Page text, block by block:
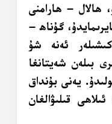
ھالال – ھارامنى
گۇناھ –
ئەنە شۇ
بىلەن شەيتانغا
يەنى بۇنداق
قىلىۋالغان